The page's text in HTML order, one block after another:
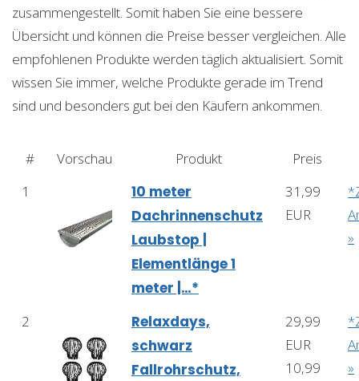
zusammengestellt. Somit haben Sie eine bessere
Übersicht und können die Preise besser vergleichen. Alle
empfohlenen Produkte werden täglich aktualisiert. Somit
wissen Sie immer, welche Produkte gerade im Trend
sind und besonders gut bei den Käufern ankommen.
# Vorschau Produkt
Preis
1
10 meter
Dachrinnenschutz
Laubstop |
Elementlänge 1
meter |…*
31,99
EUR
»
2
Relaxdays,
schwarz
Fallrohrschutz,
29,99
EUR
10,99
»